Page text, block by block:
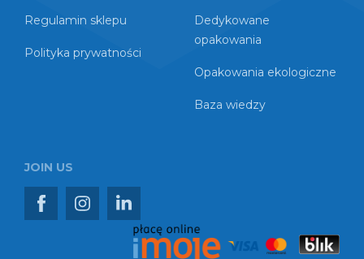
Regulamin sklepu
Polityka prywatności
Dedykowane
opakowania
Opakowania ekologiczne
Baza wiedzy
JOIN US